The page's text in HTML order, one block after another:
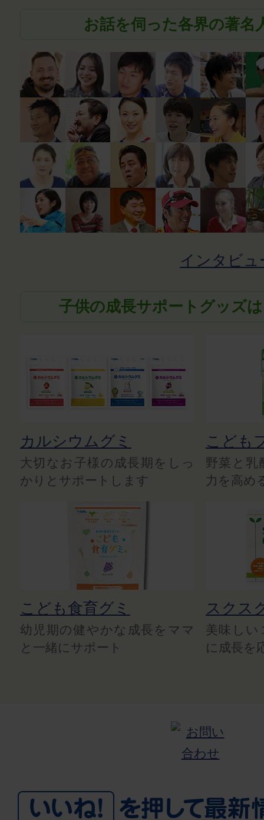
お話を伺った各界の著名
インタビュ
子供の成長サポートグッズ
カルシウムグミ
大切なお子様の成長期をしっ
かりとサポートします
こども
野菜と乳
力を高め
こども食育グミ
幼児期の健やかな成長をママ
と一緒にサポート
スクス
美味しい
に成長を